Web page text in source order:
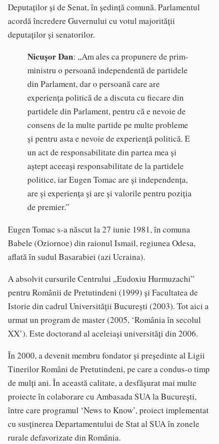
Deputaților și de Senat, în ședință comună. Parlamentul
acordă încredere Guvernului cu votul majorității
deputaților și senatorilor.
Nicușor Dan: „Am ales ca propunere de prim-
ministru o persoană independentă de partidele
din Parlament, dar o persoană care are
experiența politică de a discuta cu fiecare din
partidele din Parlament, pentru că e nevoie de
consens de la multe partide pe multe probleme
și pentru asta e nevoie de experiență politică. E
un act de responsabilitate din partea mea și
aștept aceeași responsabilitate de la partidele
politice, iar Eugen Tomac are și independența,
are și experiența și are și valorile pentru poziția
de premier.”
Eugen Tomac s-a născut la 27 iunie 1981, în comuna
Babele (Oziornoe) din raionul Ismail, regiunea Odesa,
aflată în sudul Basarabiei (azi Ucraina).
A absolvit cursurile Centrului „Eudoxiu Hurmuzachi”
pentru Românii de Pretutindeni (1999) și Facultatea de
Istorie din cadrul Universității București (2003). Tot aici a
urmat un program de master (2005, ‘România în secolul
XX’). Este doctorand al aceleiași universități din 2006.
În 2000, a devenit membru fondator și președinte al Ligii
Tinerilor Români de Pretutindeni, pe care a condus-o timp
de mulți ani. În această calitate, a desfășurat mai multe
proiecte în colaborare cu Ambasada SUA la București,
între care programul ‘News to Know’, proiect implementat
cu susținerea Departamentului de Stat al SUA în zonele
rurale defavorizate din România.